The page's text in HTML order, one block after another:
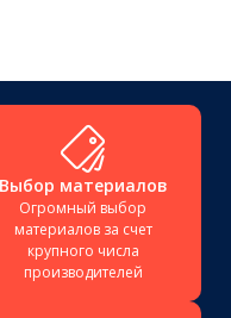
Выбор материалов
Огромный выбор
материалов за счет
крупного числа
производителей